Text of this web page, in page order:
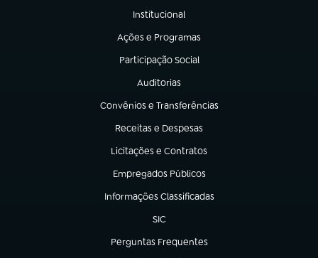
Institucional
(abre em nova aba)
Ações e Programas
(abre em nova aba)
Participação Social
(abre em nova aba)
Auditorias
(abre em nova aba)
Convênios e Transferências
(abre em nova aba)
Receitas e Despesas
(abre em nova aba)
Licitações e Contratos
(abre em nova aba)
Empregados Públicos
(abre em nova aba)
Informações Classificadas
(abre em nova aba)
SIC
(abre em nova aba)
Perguntas Frequentes
(abre em nova aba)